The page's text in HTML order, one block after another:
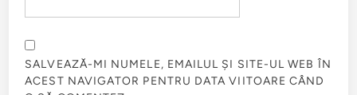
SALVEAZĂ-MI NUMELE, EMAILUL ȘI SITE-UL WEB ÎN
ACEST NAVIGATOR PENTRU DATA VIITOARE CÂND